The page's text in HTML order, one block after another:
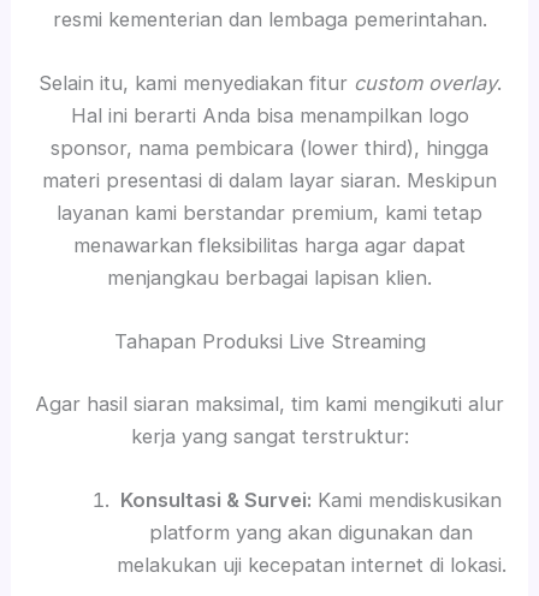
resmi kementerian dan lembaga pemerintahan.
Selain itu, kami menyediakan fitur custom overlay.
Hal ini berarti Anda bisa menampilkan logo
sponsor, nama pembicara (lower third), hingga
materi presentasi di dalam layar siaran. Meskipun
layanan kami berstandar premium, kami tetap
menawarkan fleksibilitas harga agar dapat
menjangkau berbagai lapisan klien.
Tahapan Produksi Live Streaming
Agar hasil siaran maksimal, tim kami mengikuti alur
kerja yang sangat terstruktur:
Konsultasi & Survei: Kami mendiskusikan
platform yang akan digunakan dan
melakukan uji kecepatan internet di lokasi.